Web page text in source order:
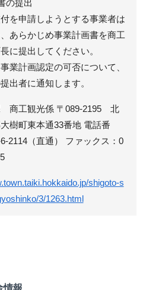
の提出
を申請しようとする事業者は
あらかじめ事業計画書を商工
に提出してください。
業計画認定の可否について、
出者に通知します。
商工観光係 〒089-2195 北
樹町東本通33番地 電話番
2114（直通） ファックス：0
shigoto-s
3/1263.html
情報